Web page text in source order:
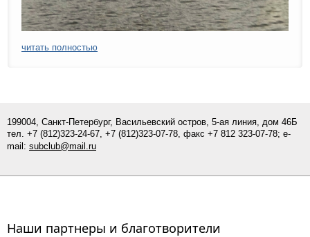
читать полностью
199004, Санкт-Петербург, Васильевский остров, 5-ая линия, дом 46Б
тел. +7 (812)323-24-67, +7 (812)323-07-78, факс +7 812 323-07-78; e-
mail: subclub@mail.ru
Наши партнеры и благотворители